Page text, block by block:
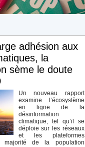
adhésion aux
la
sème le doute
Un nouveau rapport
examine l’écosystème
en ligne de la
désinformation
climatique, tel qu’il se
déploie sur les réseaux
et les plateformes
de la population